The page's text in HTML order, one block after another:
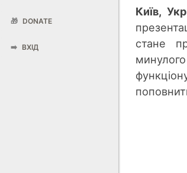
🎁 DONATE
➡️ ВХІД
Київ,
стане